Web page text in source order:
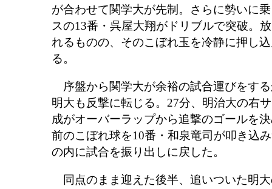
が合わせて関学大が先制。さらに勢いに
スの13番・呉屋大翔がドリブルで突破。
れるものの、そのこぼれ玉を冷静に押し
る。
序盤から関学大が余裕の試合運びをす
明大も反撃に転じる。27分、明治大の右
成がオーバーラップから追撃のゴールを
前のこぼれ球を10番・和泉竜司が叩き込
の内に試合を振り出しに戻した。
同点のまま迎えた後半、追いついた明